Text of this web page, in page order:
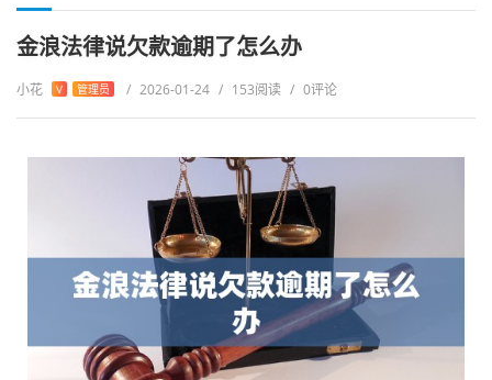
金浪法律说欠款逾期了怎么办
小花 V 管理员 / 2026-01-24 / 153阅读 / 0评论